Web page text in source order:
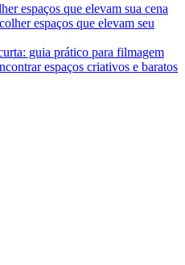
espaços que elevam sua cena
espaços que elevam seu
guia prático para filmagem
espaços criativos e baratos